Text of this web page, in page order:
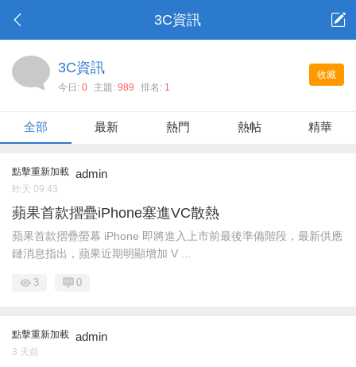
3C資訊
收藏
3C資訊
今日: 0 主題: 989 排名: 1
全部 最新 熱門 熱帖 精華
點擊重新加載 admin
昨天 09:43
蘋果首款摺疊iPhone塞進VC散熱
蘋果首款摺疊螢幕 iPhone 即將進入上市前最後準備階段，最新供應
鏈消息指出，蘋果近期明顯增加 V ...
3 0
點擊重新加載 admin
3 天前